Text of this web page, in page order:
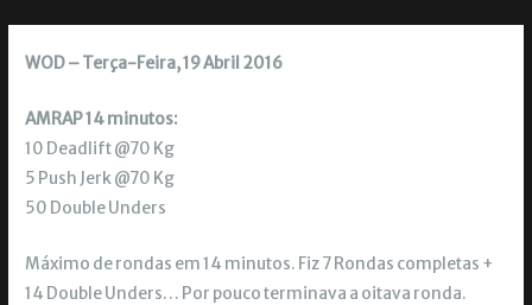
WOD – Terça-Feira, 19 Abril 2016
AMRAP 14 minutos:
10 Deadlift @70 Kg
5 Push Jerk @70 Kg
50 Double Unders
Máximo de rondas em 14 minutos. Fiz 7 Rondas completas +
14 Double Unders… Por pouco terminava a oitava ronda.